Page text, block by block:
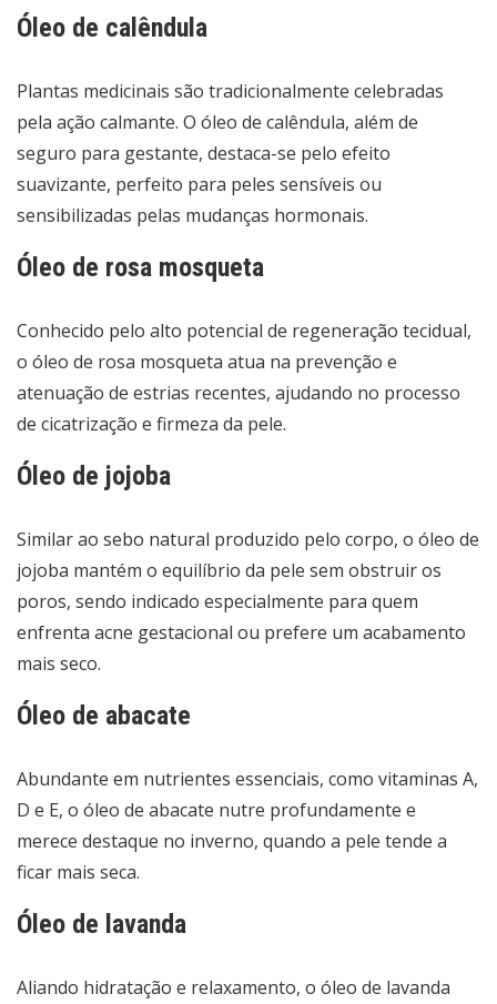
Óleo de calêndula
Plantas medicinais são tradicionalmente celebradas
pela ação calmante. O óleo de calêndula, além de
seguro para gestante, destaca-se pelo efeito
suavizante, perfeito para peles sensíveis ou
sensibilizadas pelas mudanças hormonais.
Óleo de rosa mosqueta
Conhecido pelo alto potencial de regeneração tecidual,
o óleo de rosa mosqueta atua na prevenção e
atenuação de estrias recentes, ajudando no processo
de cicatrização e firmeza da pele.
Óleo de jojoba
Similar ao sebo natural produzido pelo corpo, o óleo de
jojoba mantém o equilíbrio da pele sem obstruir os
poros, sendo indicado especialmente para quem
enfrenta acne gestacional ou prefere um acabamento
mais seco.
Óleo de abacate
Abundante em nutrientes essenciais, como vitaminas A,
D e E, o óleo de abacate nutre profundamente e
merece destaque no inverno, quando a pele tende a
ficar mais seca.
Óleo de lavanda
Aliando hidratação e relaxamento, o óleo de lavanda